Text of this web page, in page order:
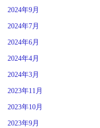
2024年9月
2024年7月
2024年6月
2024年4月
2024年3月
2023年11月
2023年10月
2023年9月